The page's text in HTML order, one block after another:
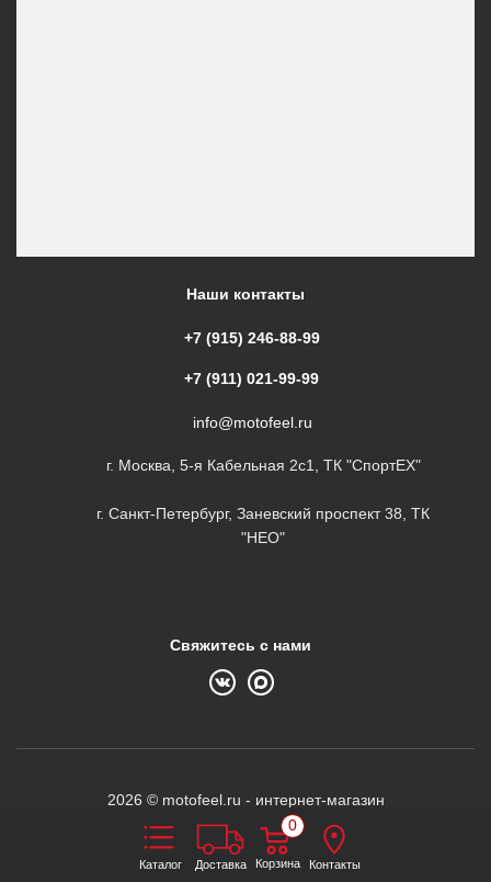
Каталог Доставка
0
Корзина Контакты
Наши контакты
+7 (915) 246-88-99
+7 (911) 021-99-99
info@motofeel.ru
г. Москва, 5-я Кабельная 2с1, ТК "СпортЕХ"
г. Санкт-Петербург, Заневский проспект 38, ТК
"НЕО"
Свяжитесь с нами
2026 © motofeel.ru - интернет-магазин